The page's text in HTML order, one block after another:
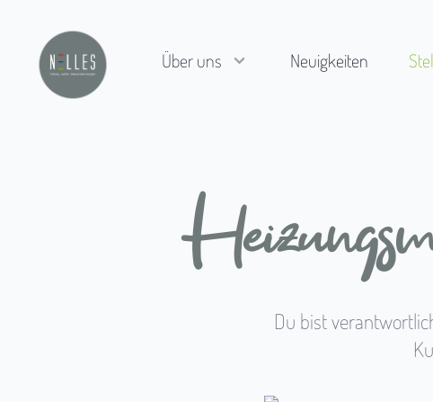
Nelles Heizung Sanitär GmbH
Über uns Neuigkeiten
Du bist